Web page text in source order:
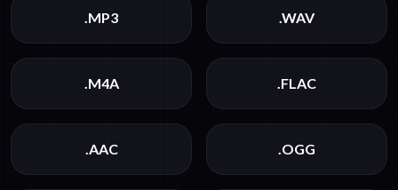
.MP3 .WAV
.M4A .FLAC
.AAC .OGG